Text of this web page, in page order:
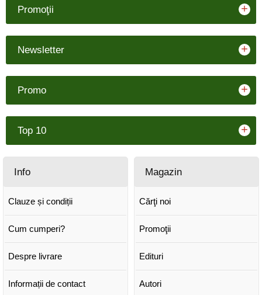
Promoţii +
Newsletter +
Promo +
Top 10 +
Info
Clauze și condiții
Cum cumperi?
Despre livrare
Informații de contact
Magazin
Cărţi noi
Promoţii
Edituri
Autori